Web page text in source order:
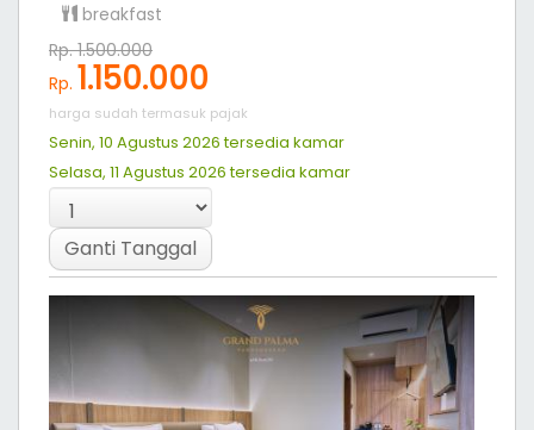
breakfast
Rp. 1.500.000
Rp. 1.150.000
harga sudah termasuk pajak
Senin, 10 Agustus 2026 tersedia kamar
Selasa, 11 Agustus 2026 tersedia kamar
Ganti Tanggal